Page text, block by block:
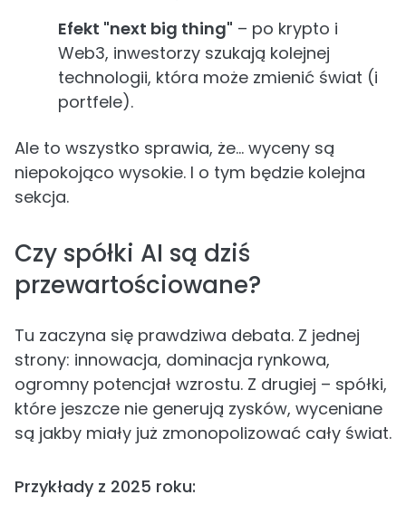
Efekt "next big thing" – po krypto i
Web3, inwestorzy szukają kolejnej
technologii, która może zmienić świat (i
portfele).
Ale to wszystko sprawia, że… wyceny są
niepokojąco wysokie. I o tym będzie kolejna
sekcja.
Czy spółki AI są dziś
przewartościowane?
Tu zaczyna się prawdziwa debata. Z jednej
strony: innowacja, dominacja rynkowa,
ogromny potencjał wzrostu. Z drugiej – spółki,
które jeszcze nie generują zysków, wyceniane
są jakby miały już zmonopolizować cały świat.
Przykłady z 2025 roku: